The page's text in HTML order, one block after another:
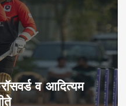
व आदित्यम